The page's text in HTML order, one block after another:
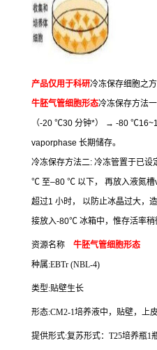
产品仅用于科研冷冻保存细胞之方
牛胚气管细胞形态冷冻保存方法一
（-20 ℃30 分钟*） → -80 ℃
vaporphase 长期储存。
冷冻保存方法二: 冷冻管置于已设
℃ 至–80 ℃ 以下， 再放入液氮槽
超过1 小时，
以防止冰晶过大，
接放入-80℃ 冰箱中，惟存活率稍
资源名称 牛胚气管细胞形态
种属:EBTr (NBL-4)
类型:贴壁生长
形态:CM2-1培养液中，贴壁，上
提供形式:复苏形式： T25培养瓶1